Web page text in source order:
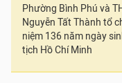
Phường Bình Phú và
Nguyễn Tất Thành tổ
niệm 136 năm ngày
tịch Hồ Chí Minh